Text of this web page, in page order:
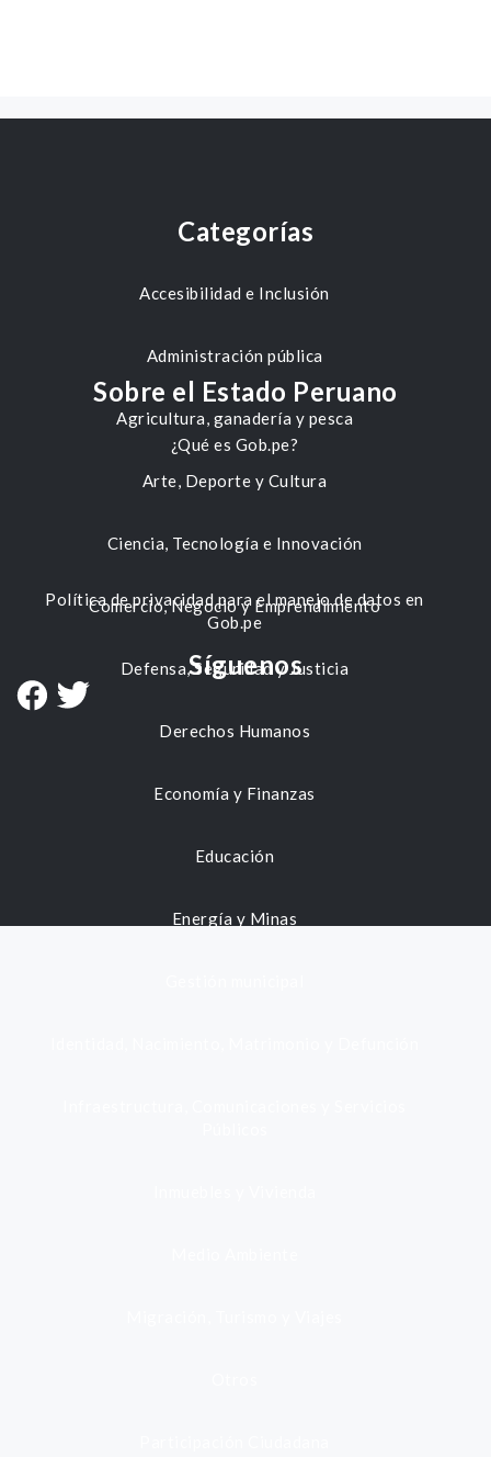
Categorías
Accesibilidad e Inclusión
Administración pública
Agricultura, ganadería y pesca
Arte, Deporte y Cultura
Ciencia, Tecnología e Innovación
Comercio, Negocio y Emprendimiento
Defensa, Seguridad y Justicia
Derechos Humanos
Economía y Finanzas
Educación
Energía y Minas
Sobre el Estado Peruano
¿Qué es Gob.pe?
Política de privacidad para el manejo de datos en
Gob.pe
Síguenos